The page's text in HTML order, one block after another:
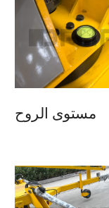
مستوى الروح